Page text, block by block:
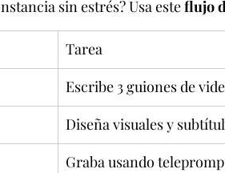
sin estrés? Usa este flujo
Tarea
Escribe 3 guiones de
Diseña visuales y
Graba usando